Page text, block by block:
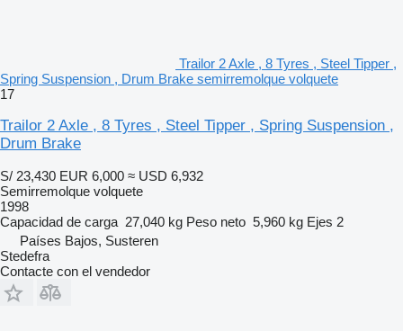
Trailor 2 Axle , 8 Tyres , Steel Tipper ,
Spring Suspension , Drum Brake semirremolque volquete
17
Trailor 2 Axle , 8 Tyres , Steel Tipper , Spring Suspension ,
Drum Brake
S/ 23,430 EUR 6,000 ≈ USD 6,932
Semirremolque volquete
1998
Capacidad de carga 27,040 kg Peso neto 5,960 kg Ejes 2
Países Bajos, Susteren
Stedefra
Contacte con el vendedor